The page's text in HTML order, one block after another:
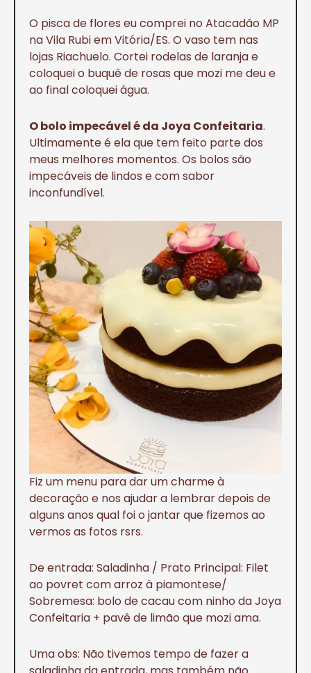
O pisca de flores eu comprei no Atacadão MP
na Vila Rubi em Vitória/ES. O vaso tem nas
lojas Riachuelo. Cortei rodelas de laranja e
coloquei o buquê de rosas que mozi me deu e
ao final coloquei água.
O bolo impecável é da Joya Confeitaria.
Ultimamente é ela que tem feito parte dos
meus melhores momentos. Os bolos são
impecáveis de lindos e com sabor
inconfundível.
Fiz um menu para dar um charme à
decoração e nos ajudar a lembrar depois de
alguns anos qual foi o jantar que fizemos ao
vermos as fotos rsrs.
De entrada: Saladinha / Prato Principal: Filet
ao povret com arroz à piamontese/
Sobremesa: bolo de cacau com ninho da Joya
Confeitaria + pavê de limão que mozi ama.
Uma obs: Não tivemos tempo de fazer a